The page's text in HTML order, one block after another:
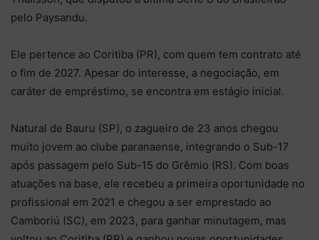
pelo Paysandu.
Ele pertence ao Coritiba (PR), com quem tem contrato até
o fim de 2027. Apesar do interesse, a negociação, em
caráter de empréstimo, se encontra em estágio inicial.
Natural de Bauru (SP), o zagueiro de 23 anos chegou
muito jovem ao clube paranaense, integrando o Sub-17
após passagem pelo Sub-15 do Grêmio (RS). Com boas
atuações na base, ele recebeu a primeira oportunidade no
profissional em 2021 e chegou a ser emprestado ao
Camboriú (SC), em 2023, para ganhar minutagem, mas